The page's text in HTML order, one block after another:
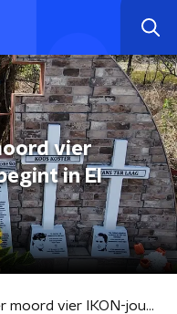
vier
in El
Rechtszaak over moord vier IKON-journalisten begint in El Salvador